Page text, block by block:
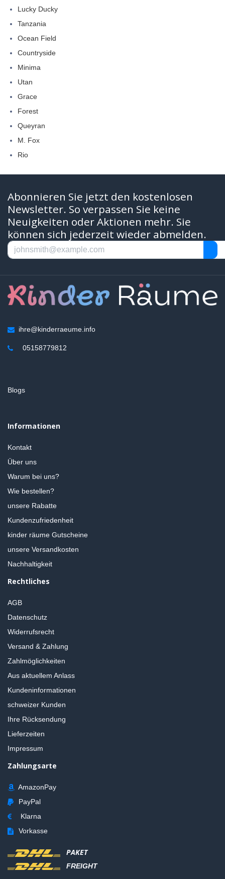
Lucky Ducky
Tanzania
Ocean Field
Countryside
Minima
Utan
Grace
Forest
Queyran
M. Fox
Rio
Abonnieren Sie jetzt den kostenlosen
Newsletter. So verpassen Sie keine
Neuigkeiten oder Aktionen mehr. Sie
können sich jederzeit wieder abmelden.
ihre@kinderraeume.info
05158779812
Blogs
Informationen
Kontakt
Über uns
Warum bei uns?
Wie bestellen?
unsere Rabatte
Kundenzufriedenheit
kinder räume Gutscheine
unsere Versandkosten
Nachhaltigkeit
Rechtliches
AGB
Datenschutz
Widerrufsrecht
Versand & Zahlung
Zahlmöglichkeiten
Aus aktuellem Anlass
Kundeninformationen
schweizer Kunden
Ihre Rücksendung
Lieferzeiten
Impressum
Zahlungsarte
AmazonPay
PayPal
Klarna
Vorkasse
PAKET
FREIGHT